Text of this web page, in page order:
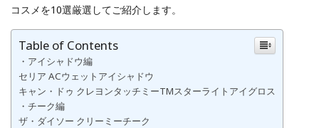
コスメを10選厳選してご紹介します。
Table of Contents
・アイシャドウ編
セリア ACウェットアイシャドウ
キャン・ドゥ クレヨンタッチミーTMスターライトアイグロス
・チーク編
ザ・ダイソー クリーミーチーク